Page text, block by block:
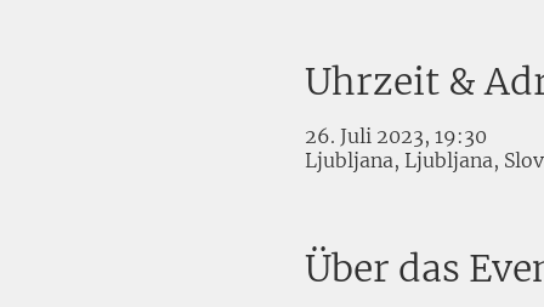
Uhrzeit &
26. Juli 2023, 19:30
Ljubljana, Ljubljana,
Über das